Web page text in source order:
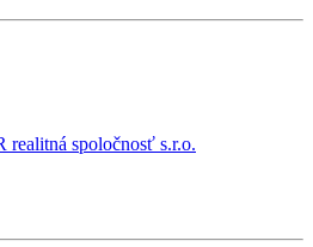
realitná spoločnosť s.r.o.